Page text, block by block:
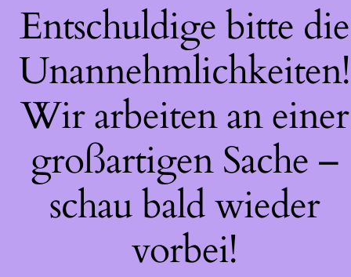
Entschuldige bitte die
Unannehmlichkeiten!
Wir arbeiten an einer
großartigen Sache –
schau bald wieder
vorbei!